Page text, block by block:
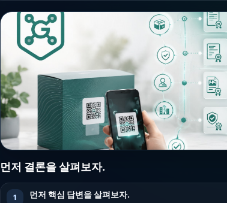
먼저 결론을 살펴보자.
1 먼저 핵심 답변을 살펴보자.